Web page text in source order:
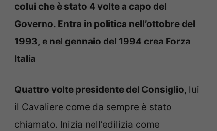
colui che è stato 4 volte a capo del
Governo. Entra in politica nell’ottobre del
1993, e nel gennaio del 1994 crea Forza
Italia
Quattro volte presidente del Consiglio, lui
il Cavaliere come da sempre è stato
chiamato. Inizia nell’edilizia come